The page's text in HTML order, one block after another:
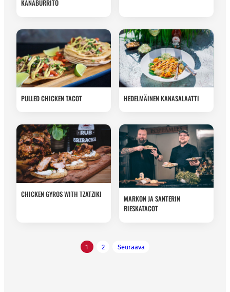
KANABURRITO
PULLED CHICKEN TACOT HEDELMÄINEN KANASALAATTI
CHICKEN GYROS WITH TZATZIKI
MARKON JA SANTERIN
RIESKATACOT
1 2 Seuraava